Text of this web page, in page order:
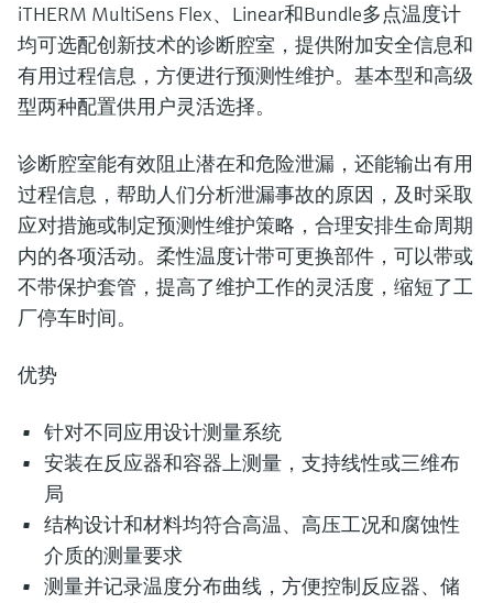
iTHERM MultiSens Flex、Linear和Bundle多点温度计
均可选配创新技术的诊断腔室，提供附加安全信息和
有用过程信息，方便进行预测性维护。基本型和高级
型两种配置供用户灵活选择。
诊断腔室能有效阻止潜在和危险泄漏，还能输出有用
过程信息，帮助人们分析泄漏事故的原因，及时采取
应对措施或制定预测性维护策略，合理安排生命周期
内的各项活动。柔性温度计带可更换部件，可以带或
不带保护套管，提高了维护工作的灵活度，缩短了工
厂停车时间。
优势
针对不同应用设计测量系统
安装在反应器和容器上测量，支持线性或三维布
局
结构设计和材料均符合高温、高压工况和腐蚀性
介质的测量要求
测量并记录温度分布曲线，方便控制反应器、储